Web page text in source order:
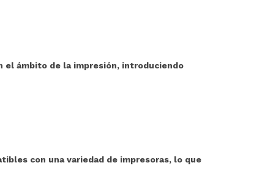
el ámbito de la impresión, introduciendo
con una variedad de impresoras, lo que